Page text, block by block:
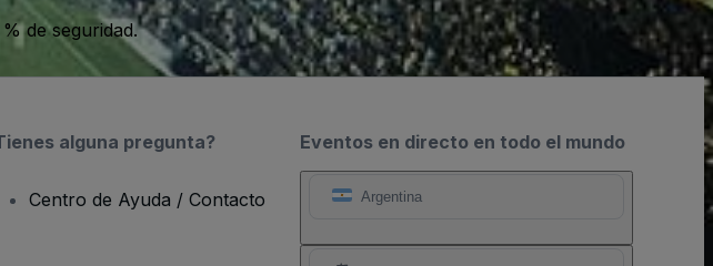
de seguridad.
Eventos en directo en todo el mundo
Argentina
alguna pregunta?
Centro de Ayuda / Contacto